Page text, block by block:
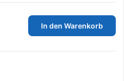
In den Warenkorb